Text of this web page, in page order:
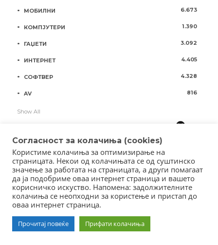
МОБИЛНИ 6.673
КОМПЈУТЕРИ 1.390
ГАЏЕТИ 3.092
ИНТЕРНЕТ 4.405
СОФТВЕР 4.328
AV 816
Show All
Copyright © 2018 - Member of IAB Macedonia
Member of Clip Media Group / 2017
Согласност за колачиња (cookies)
Користиме колачиња за оптимизирање на
страницата. Некои од колачињата се од суштинско
значење за работата на страницата, а други помагаат
да ја подобриме оваа интернет страница и вашето
корисничко искуство. Напомена: задолжителните
колачиња се неопходни за користење и пристап до
оваа интернет страница.
Прочитај повеќе Прифати колачиња